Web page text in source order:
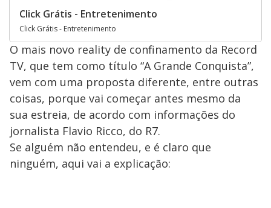
Click Grátis - Entretenimento
Click Grátis - Entretenimento
O mais novo reality de confinamento da Record
TV, que tem como título “A Grande Conquista”,
vem com uma proposta diferente, entre outras
coisas, porque vai começar antes mesmo da
sua estreia, de acordo com informações do
jornalista Flavio Ricco, do R7.
Se alguém não entendeu, e é claro que
ninguém, aqui vai a explicação: